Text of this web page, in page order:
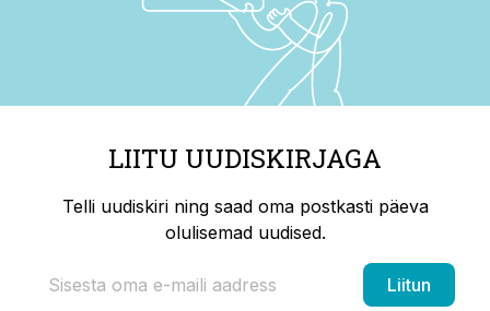
LIITU UUDISKIRJAGA
Telli uudiskiri ning saad oma postkasti päeva
olulisemad uudised.
Liitun